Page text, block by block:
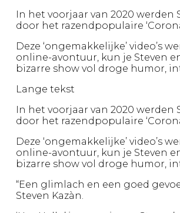
In het voorjaar van 2020 werden
door het razendpopulaire ‘Corona
Deze ‘ongemakkelijke’ video’s
online-avontuur, kun je Steven
bizarre show vol droge humor,
Lange tekst
In het voorjaar van 2020 werden
door het razendpopulaire ‘Corona
Deze ‘ongemakkelijke’ video’s
online-avontuur, kun je Steven
bizarre show vol droge humor,
“Een glimlach en een goed
Steven Kazàn.